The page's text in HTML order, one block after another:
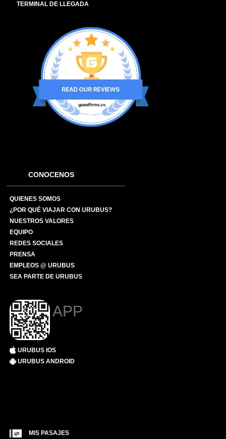
TERMINAL DE LLEGADA
CONOCENOS
QUIENES SOMOS
¿POR QUÉ VIAJAR CON URUBUS?
NUESTROS VALORES
EQUIPO
REDES SOCIALES
PRENSA
EMPLEOS @ URUBUS
SEA PARTE DE URUBUS
APP
URUBUS IOS
URUBUS ANDROID
MIS PASAJES